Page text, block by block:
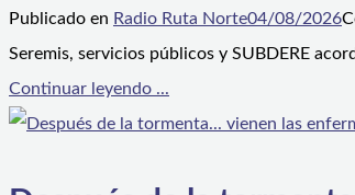
Publicado en Radio Ruta Norte04/08/2026
Seremis, servicios públicos y SUBDERE
Continuar leyendo ...